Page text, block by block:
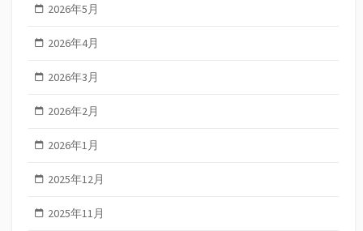
2026年5月
2026年4月
2026年3月
2026年2月
2026年1月
2025年12月
2025年11月